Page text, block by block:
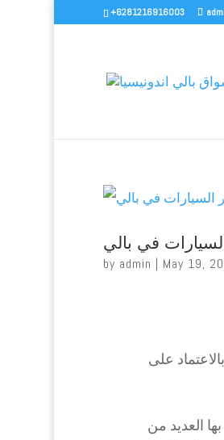
+6281216916003
في بالي
by admin | May 19,
في بالي مع سائق هي إحدى خدماتنا التي بدأناها منذ أوائل عام 2015. بالاعتماد على
العديد من